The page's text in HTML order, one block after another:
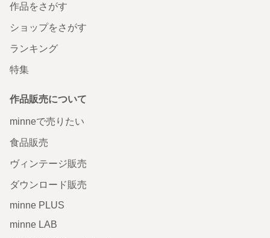
作品をさがす
ショップをさがす
ランキング
特集
作品販売について
minneで売りたい
食品販売
ヴィンテージ販売
ダウンロード販売
minne PLUS
minne LAB